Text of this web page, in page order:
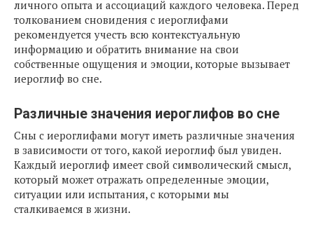
личного опыта и ассоциаций каждого человека. Перед
толкованием сновидения с иероглифами
рекомендуется учесть всю контекстуальную
информацию и обратить внимание на свои
собственные ощущения и эмоции, которые вызывает
иероглиф во сне.
Различные значения иероглифов во сне
Сны с иероглифами могут иметь различные значения
в зависимости от того, какой иероглиф был увиден.
Каждый иероглиф имеет свой символический смысл,
который может отражать определенные эмоции,
ситуации или испытания, с которыми мы
сталкиваемся в жизни.